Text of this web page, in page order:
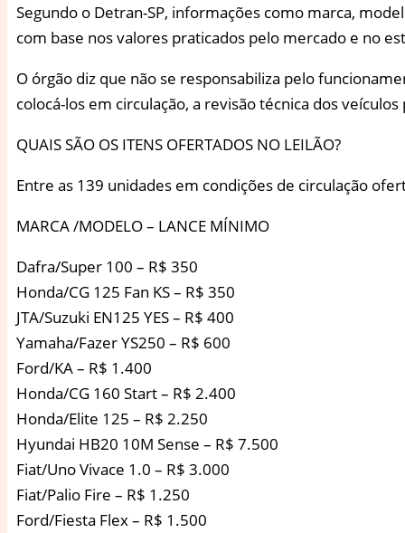
Segundo o Detran-SP, informações como marca,
com base nos valores praticados pelo mercado e no
O órgão diz que não se responsabiliza pelo
colocá-los em circulação, a revisão técnica dos
QUAIS SÃO OS ITENS OFERTADOS NO LEILÃO?
Entre as 139 unidades em condições de circulação
MARCA /MODELO – LANCE MÍNIMO
Dafra/Super 100 – R$ 350
Honda/CG 125 Fan KS – R$ 350
JTA/Suzuki EN125 YES – R$ 400
Yamaha/Fazer YS250 – R$ 600
Ford/KA – R$ 1.400
Honda/CG 160 Start – R$ 2.400
Honda/Elite 125 – R$ 2.250
Hyundai HB20 10M Sense – R$ 7.500
Fiat/Uno Vivace 1.0 – R$ 3.000
Fiat/Palio Fire – R$ 1.250
Ford/Fiesta Flex – R$ 1.500